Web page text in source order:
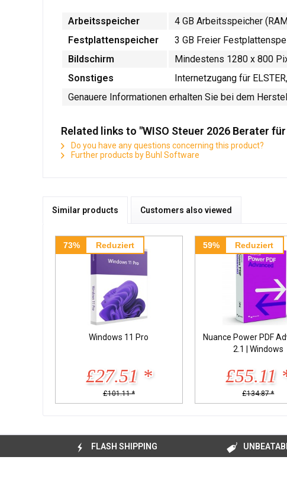
Arbeitsspeicher
4 GB Arbeitsspeicher
Festplattenspeicher
3 GB Freier
Bildschirm
Mindestens 1280 x 800
Sonstiges
Internetzugang für
Genauere Informationen erhalten Sie bei dem
Related links to "WISO Steuer 2026 Berater
Do you have any questions concerning this product?
Further products by Buhl Software
Similar products Customers also viewed
73% Reduziert
Windows 11 Pro
£27.51 *
£101.11 *
59% Reduziert
Nuance Power PDF
2.1 | Windows
£55.11
£134.87 *
FLASH SHIPPING